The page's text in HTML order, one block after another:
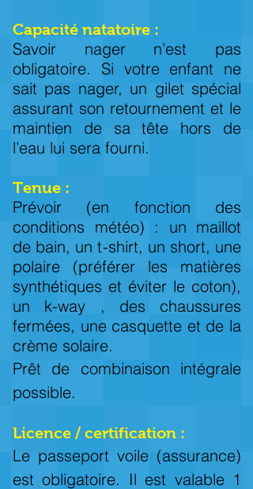
Capacité natatoire :
Savoir nager n’est pas
obligatoire. Si votre enfant ne
sait pas nager, un gilet spécial
assurant son retournement et le
maintien de sa tête hors de
l’eau lui sera fourni.
Tenue :
Prévoir (en fonction des
conditions météo) : un maillot
de bain, un t-shirt, un short, une
polaire (préférer les matières
synthétiques et éviter le coton),
un k-way , des chaussures
fermées, une casquette et de la
crème solaire.
Prêt de combinaison intégrale
possible.
Licence / certification :
Le passeport voile (assurance)
est obligatoire. Il est valable 1